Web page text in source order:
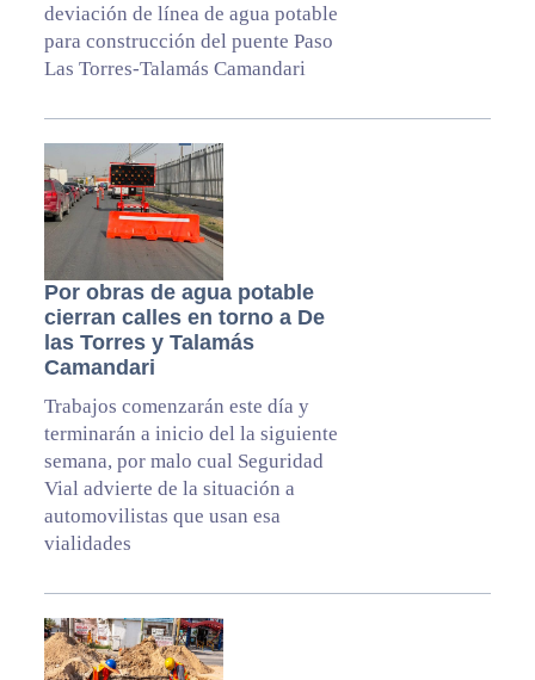
deviación de línea de agua potable
para construcción del puente Paso
Las Torres-Talamás Camandari
Por obras de agua potable
cierran calles en torno a De
las Torres y Talamás
Camandari
Trabajos comenzarán este día y
terminarán a inicio del la siguiente
semana, por malo cual Seguridad
Vial advierte de la situación a
automovilistas que usan esa
vialidades